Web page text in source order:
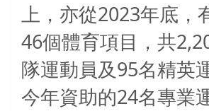
上，亦從2023年底，
46個體育項目，共
隊運動員及 95名精英
今年資助的24名專業